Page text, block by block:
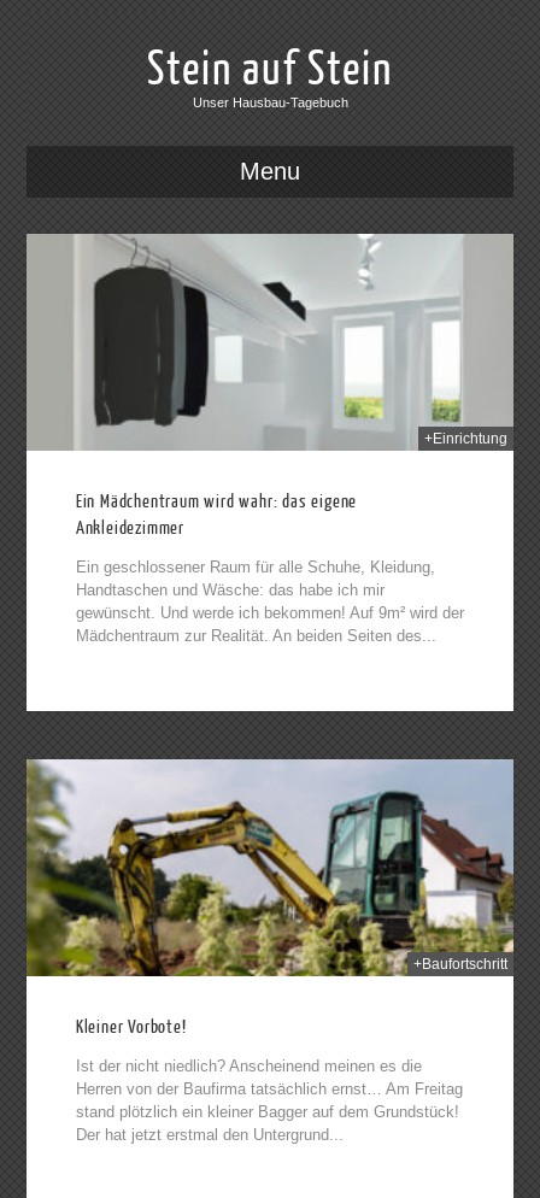
Stein auf Stein
Unser Hausbau-Tagebuch
Menu
+Einrichtung
Ein Mädchentraum wird wahr: das eigene
Ankleidezimmer
Ein geschlossener Raum für alle Schuhe, Kleidung,
Handtaschen und Wäsche: das habe ich mir
gewünscht. Und werde ich bekommen! Auf 9m² wird der
Mädchentraum zur Realität. An beiden Seiten des...
+Baufortschritt
Kleiner Vorbote!
Ist der nicht niedlich? Anscheinend meinen es die
Herren von der Baufirma tatsächlich ernst… Am Freitag
stand plötzlich ein kleiner Bagger auf dem Grundstück!
Der hat jetzt erstmal den Untergrund...